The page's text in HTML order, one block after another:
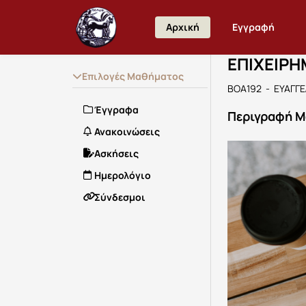
Αρχική Εγγραφή
Επιλογές Μαθήματος
Έγγραφα
Ανακοινώσεις
Ασκήσεις
Ημερολόγιο
Σύνδεσμοι
Αρχική Σελίδα
Μάθημα :
Κωδικός :
BOA192 -
Περιγραφή